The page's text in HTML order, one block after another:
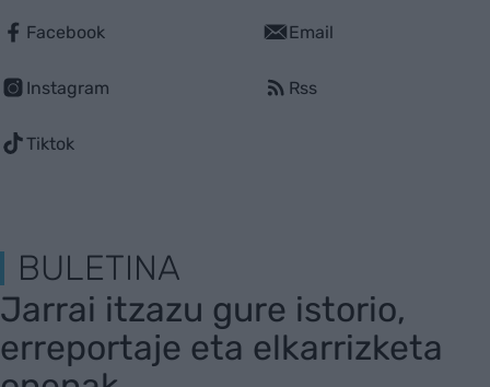
Facebook
Instagram
Tiktok
Email
Rss
BULETINA
Jarrai itzazu gure istorio,
erreportaje eta elkarrizketa